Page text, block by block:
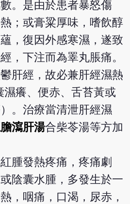
。是由於患者暴怒傷
；或膏粱厚味，嗜飲醇
，復因外感寒濕，遂致
，下注而為睪丸脹痛。
肝經，故必兼肝經濕熱
濕癢、便赤、舌苔黃或
。治療當清泄肝經濕
瀉肝湯合柴苓湯等方加
腫發熱疼痛，疼痛劇
陰囊水腫，多發生於一
，咽痛，口渴，尿赤，